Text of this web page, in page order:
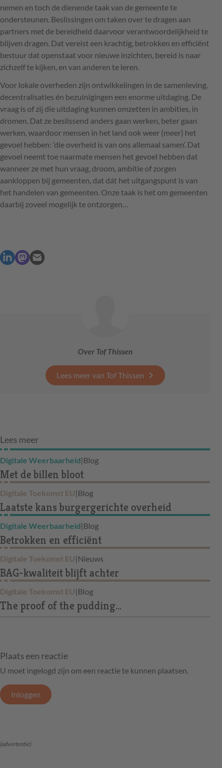
nemen en toch de dienende taak van de gemeente te
ondersteunen. Beslissingen om taken over te dragen aan
partners met de bereidheid daarvoor verantwoordelijkheid te
blijven dragen. Dat vereist een krachtig, betrokken en efficiënt
bestuur dat openstaat voor nieuwe inzichten, bereid is naar
zichzelf te kijken, en van anderen te leren.
Voor lokale overheden zijn ontwikkelingen in de samenleving,
decentralisaties én bezuinigingen een enorme uitdaging. De
vraag is of zij die uitdaging kunnen omzetten in ambities, in
dromen. Dat ze beslissend anders gaan werken, beter gaan
werken, waardoor mensen in het land ook weer (meer) het
gevoel hebben: ‘die overheid is van ons allemaal samen’. Dat
gevoel neemt toe naarmate mensen het gevoel hebben dat
wanneer ze met hun vraag, droom, ambitie of zorgen
aankloppen bij gemeenten, dat dát het uitgangspunt is van
het handelen van gemeenten. Onze taak is het om gemeenten
daarbij zoveel mogelijk te ontzorgen…
Over Tof Thissen
Lees meer van Tof Thissen
Lees meer
Digitale Weerbaarheid|Blog
Met de billen bloot
Digitale Toekomst EU |Blog
Laatste kans burgergerichte overheid
Digitale Weerbaarheid|Blog
Betrokken en efficiënt
Digitale Toekomst EU |Nieuws
BAG-kwaliteit blijft achter
Digitale Toekomst EU |Blog
The proof of the pudding...
Plaats een reactie
U moet ingelogd zijn om een reactie te kunnen plaatsen.
Inloggen
(advertentie)